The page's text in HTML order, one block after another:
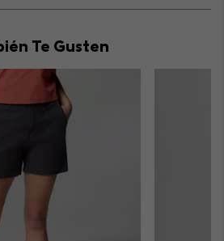
or
Te Gusten